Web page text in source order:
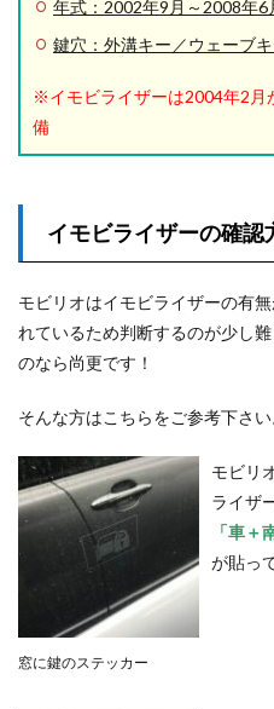
年式：2002年9月～2008年6
鍵穴：外溝キー／ウェーブ
※イモビライザーは2004年2月
備
イモビライザーの確認
モビリオはイモビライザーの有
れているため判断するのが少し
のなら尚更です！
そんな方はこちらをご参考下さい
窓に鍵のステッカー
モビリ
ライザ
「車＋
が貼っ